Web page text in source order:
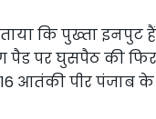
कि पुख्ता
पर घुसपैठ की
आतंकी पीर पंजाब